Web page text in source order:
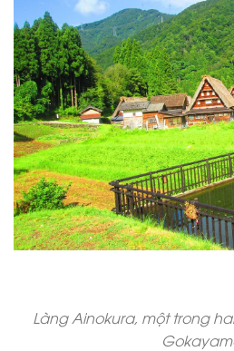
Làng Ainokura, một trong